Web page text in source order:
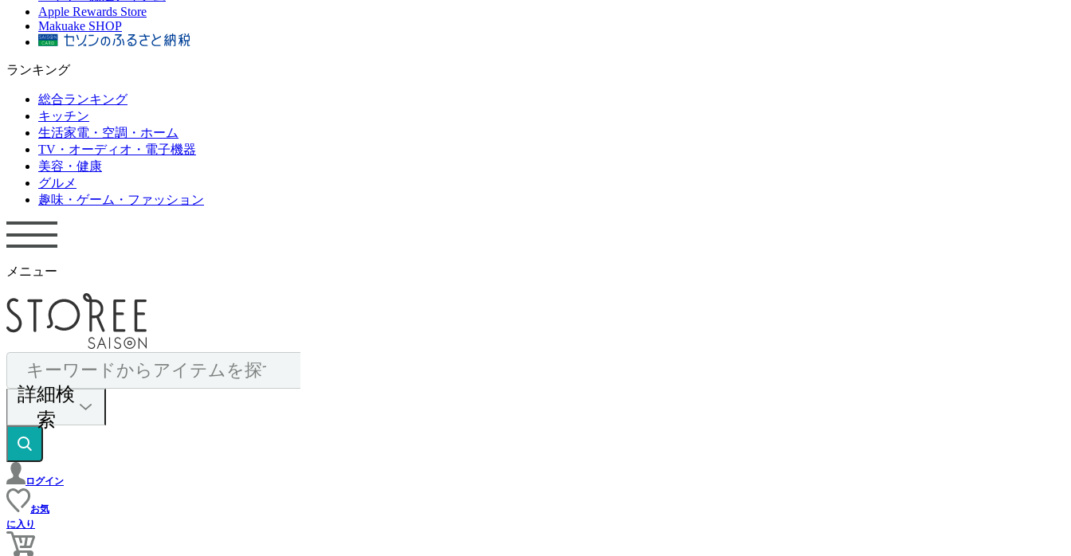
Apple Rewards Store
Makuake SHOP
ランキング
総合ランキング
キッチン
生活家電・空調・ホーム
TV・オーディオ・電子機器
美容・健康
グルメ
趣味・ゲーム・ファッション
メニュー
詳細検
索
ログイン
お気
に入り